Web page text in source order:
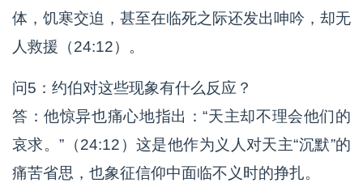
体，饥寒交迫，甚至在临死之际还发出呻吟，却无
人救援（24:12）。
问5：约伯对这些现象有什么反应？
答：他惊异也痛心地指出：“天主却不理会他们的
哀求。”（24:12）这是他作为义人对天主“沉默”的
痛苦省思，也象征信仰中面临不义时的挣扎。